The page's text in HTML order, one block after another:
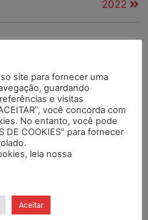
2022
DOCUMENTOS
site para fornecer uma
guardando
e visitas
você concorda com
No entanto, você pode
DE COOKIES" para fornecer
leia nossa
Aceitar